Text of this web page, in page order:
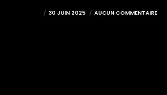
30 JUIN 2025 AUCUN COMMENTAIRE